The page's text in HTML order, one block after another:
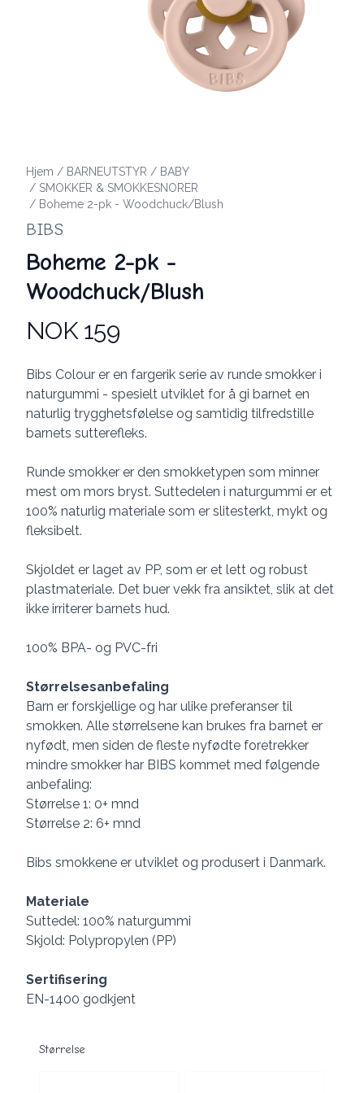
Hjem / BARNEUTSTYR / BABY
/ SMOKKER & SMOKKESNORER
/ Boheme 2-pk - Woodchuck/Blush
BIBS
Boheme 2-pk -
Woodchuck/Blush
Produktdetaljer
NOK 159
Description
Bibs Colour er en fargerik serie av runde smokker i
naturgummi - spesielt utviklet for å gi barnet en
naturlig trygghetsfølelse og samtidig tilfredstille
barnets sutterefleks.
Runde smokker er den smokketypen som minner
mest om mors bryst. Suttedelen i naturgummi er et
100% naturlig materiale som er slitesterkt, mykt og
fleksibelt.
Skjoldet er laget av PP, som er et lett og robust
plastmateriale. Det buer vekk fra ansiktet, slik at det
ikke irriterer barnets hud.
100% BPA- og PVC-fri
Størrelsesanbefaling
Barn er forskjellige og har ulike preferanser til
smokken. Alle størrelsene kan brukes fra barnet er
nyfødt, men siden de fleste nyfødte foretrekker
mindre smokker har BIBS kommet med følgende
anbefaling:
Størrelse 1: 0+ mnd
Størrelse 2: 6+ mnd
Bibs smokkene er utviklet og produsert i Danmark.
Materiale
Suttedel: 100% naturgummi
Skjold: Polypropylen (PP)
Sertifisering
EN-1400 godkjent
Størrelse